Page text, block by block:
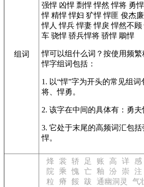
组词
强悍 凶悍 剽悍 悍然 悍将 勇悍
悍 精悍 悍妇 犷悍 悍匪 俊杰
悍人 悍兵 悍妻 悍戾 悍然不顾
车 骁悍 骄兵悍将 骄悍 鵰悍
悍可以组什么词？按使用频繁
悍字组词包括：
1. 以“悍”字为开头的常见组
将、悍勇。
2. 该字在中间的具体有：勇夫
3. 它处于末尾的高频词汇包括
悍。
烽 裳 轿 足 账 高 详 感
院
乘 愧 亡 釉 汾 崇 注
粒
瘠 餒 跋 通幽洞灵 气